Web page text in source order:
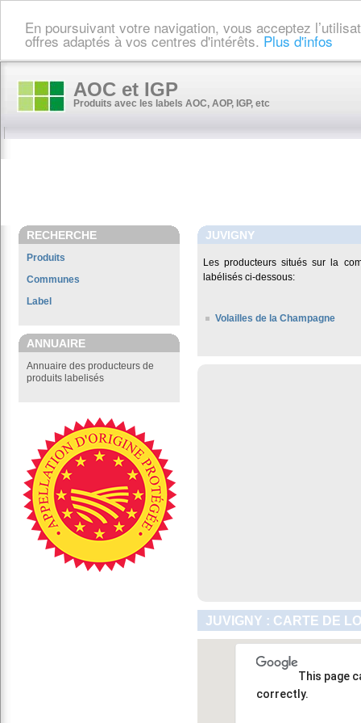
En poursuivant votre navigation, vous acceptez
offres adaptés à vos centres d'intérêts. Plus d'infos
AOC et IGP
Produits avec les labels AOC, AOP, IGP, etc
RECHERCHE
Produits
Communes
Label
ANNUAIRE
Annuaire des producteurs de
produits labelisés
JUVIGNY
Les producteurs situés sur la
labélisés ci-dessous:
Volailles de la Champagne
JUVIGNY : CARTE DE
This page
correctly.